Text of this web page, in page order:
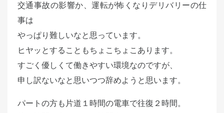
交通事故の影響か、運転が怖くなりデリバリーの仕
事は
やっぱり難しいなと思っています。
ヒヤッとすることもちょこちょこあります。
すごく優しくて働きやすい環境なのですが、
申し訳ないなと思いつつ辞めようと思います。
パートの方も片道１時間の電車で往復２時間。